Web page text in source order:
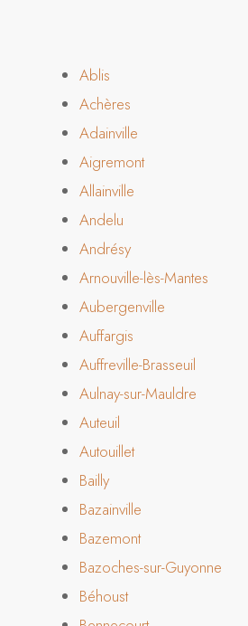
Ablis
Achères
Adainville
Aigremont
Allainville
Andelu
Andrésy
Arnouville-lès-Mantes
Aubergenville
Auffargis
Auffreville-Brasseuil
Aulnay-sur-Mauldre
Auteuil
Autouillet
Bailly
Bazainville
Bazemont
Bazoches-sur-Guyonne
Béhoust